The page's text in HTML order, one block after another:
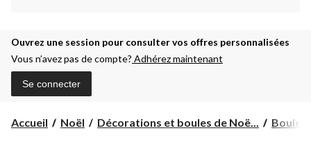
Ouvrez une session pour consulter vos offres personnalisées
Vous n’avez pas de compte? Adhérez maintenant
Se connecter
Accueil Noël Décorations et boules de Noë... Boules